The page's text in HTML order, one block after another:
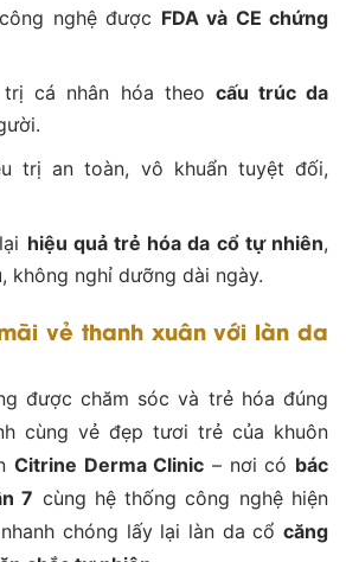
nghệ được FDA và CE chứng
cá nhân hóa theo cấu trúc da
trị an toàn, vô khuẩn tuyệt đối,
hiệu quả trẻ hóa da cổ tự nhiên,
không nghỉ dưỡng dài ngày.
vẻ thanh xuân với làn da
được chăm sóc và trẻ hóa đúng
cùng vẻ đẹp tươi trẻ của khuôn
Citrine Derma Clinic – nơi có bác
7 cùng hệ thống công nghệ hiện
chóng lấy lại làn da cổ căng